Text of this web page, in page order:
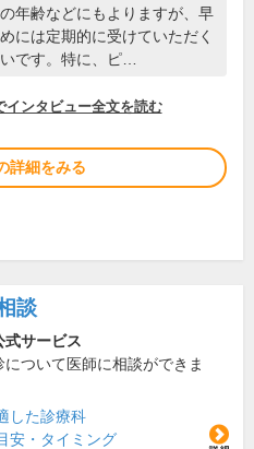
年齢などにもよりますが、早
には定期的に受けていただく
です。特に、ピ…
インタビュー全文を読む
詳細をみる
談
式サービス
について医師に相談ができま
した診療科
安・タイミング